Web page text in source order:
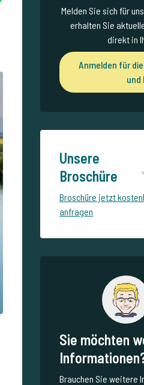
Melden Sie sich für
erhalten Sie
direkt in
Anmelden für
und
Unsere
Broschüre
Broschüre jetzt
anfragen
Sie möchten
Brauchen Sie weitere